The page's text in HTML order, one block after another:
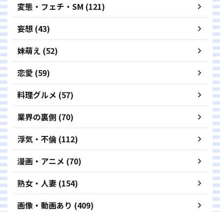
変態・フェチ・SM (121)
妄想 (43)
妹萌え (52)
恋愛 (59)
料理グルメ (57)
業界の裏側 (70)
浮気・不倫 (112)
漫画・アニメ (70)
熟女・人妻 (154)
画像・動画あり (409)